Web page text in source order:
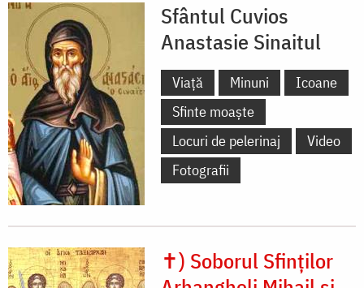
Sfântul Cuvios
Anastasie Sinaitul
Viață Minuni
Icoane
Sfinte moaște
Locuri de pelerinaj
Video
Fotografii
✝) Soborul Sfinților